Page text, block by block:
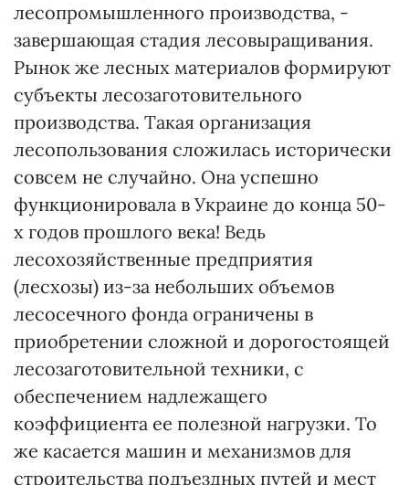
лесопромышленного производства, -
завершающая стадия лесовыращивания.
Рынок же лесных материалов формируют
субъекты лесозаготовительного
производства. Такая организация
лесопользования сложилась исторически
совсем не случайно. Она успешно
функционировала в Украине до конца 50-
х годов прошлого века! Ведь
лесохозяйственные предприятия
(лесхозы) из-за небольших объемов
лесосечного фонда ограничены в
приобретении сложной и дорогостоящей
лесозаготовительной техники, с
обеспечением надлежащего
коэффициента ее полезной нагрузки. То
же касается машин и механизмов для
строительства подъездных путей и мест